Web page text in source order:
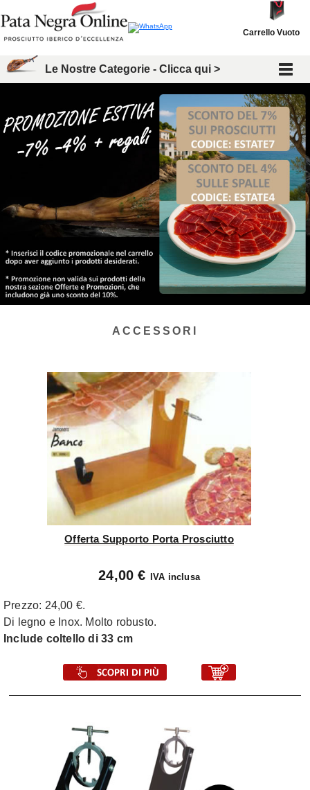
Carrello Vuoto
Le Nostre Categorie - Clicca qui >
ACCESSORI
Offerta Supporto Porta Prosciutto
24,00 € IVA inclusa
Prezzo: 24,00 €.
Di legno e Inox. Molto robusto.
Include coltello di 33 cm